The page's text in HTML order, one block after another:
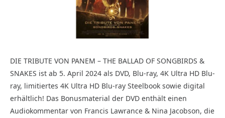
DIE TRIBUTE VON PANEM – THE BALLAD OF SONGBIRDS &
SNAKES ist ab 5. April 2024 als DVD, Blu-ray, 4K Ultra HD Blu-
ray, limitiertes 4K Ultra HD Blu-ray Steelbook sowie digital
erhältlich! Das Bonusmaterial der DVD enthält einen
Audiokommentar von Francis Lawrance & Nina Jacobson, die